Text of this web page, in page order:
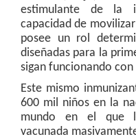
estimulante de la
capacidad de
posee un rol
diseñadas para la
sigan funcionando
Este mismo
600 mil niños en la
mundo en el que
vacunada